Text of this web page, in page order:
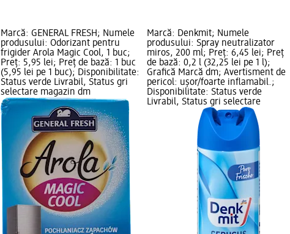
Marcă: GENERAL FRESH; Numele
produsului: Odorizant pentru
frigider Arola Magic Cool, 1 buc;
Preț: 5,95 lei; Preț de bază: 1 buc
(5,95 lei pe 1 buc); Disponibilitate:
Status verde Livrabil, Status gri
selectare magazin dm
Marcă: Denkmit; Numele
produsului: Spray neutralizator
miros, 200 ml; Preț: 6,45 lei; Preț
de bază: 0,2 l (32,25 lei pe 1 l);
Grafică Marcă dm; Avertisment de
pericol: ușor/foarte inflamabil.;
Disponibilitate: Status verde
Livrabil, Status gri selectare